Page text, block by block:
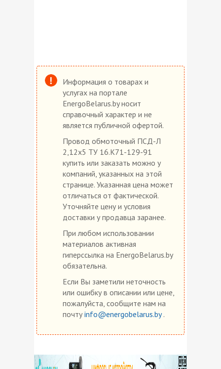
Информация о товарах и
услугах на портале
EnergoBelarus.by носит
справочный характер и не
является публичной офертой.
Провод обмоточный ПСД-Л
2,12х5 ТУ 16.К71-129-91
купить или заказать можно у
компаний, указанных на этой
странице. Указанная цена может
отличаться от фактической.
Уточняйте цену и условия
доставки у продавца заранее.
При любом использовании
материалов активная
гиперссылка на EnergoBelarus.by
обязательна.
Если Вы заметили неточность
или ошибку в описании или цене,
пожалуйста, сообщите нам на
почту info@energobelarus.by.